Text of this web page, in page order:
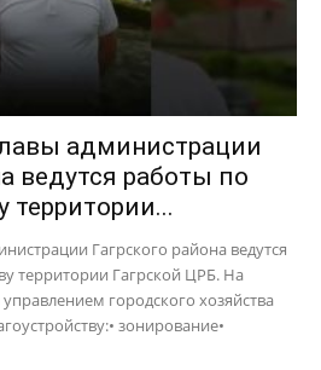
администрации
ведутся работы по
территории...
Гагрского района ведутся
территории Гагрской ЦРБ. На
городского хозяйства
зонирование•